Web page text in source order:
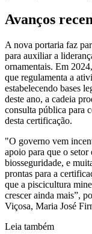
Avanços
A nova portaria faz
para auxiliar a
ornamentais. Em
que regulamenta a
estabelecendo bases
deste ano, a cadeia
consulta pública para
desta certificação.
"O governo vem
apoio para que o setor
biosseguridade, e
prontas para a
que a piscicultura
crescer ainda mais”,
Viçosa, Maria José
Leia também